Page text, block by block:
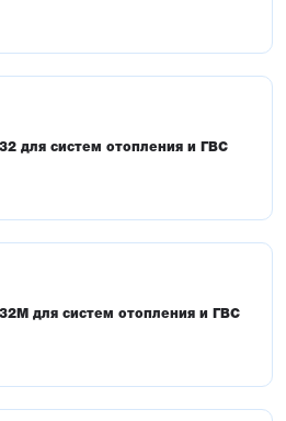
в контуре отопления по заданному
и ЦТП из любой точки мира.
событиях. Встроенный интерфейс
Owen Cloud
алгоритмами для
системами вентиляции. Выбирайте
и ТРМ1033 для решений с
для систем отопления и ГВС
для систем отопления и ГВС